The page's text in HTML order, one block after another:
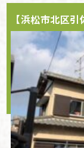
【浜松市北区